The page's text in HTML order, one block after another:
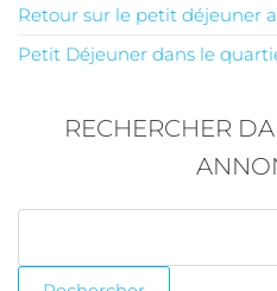
Retour sur le petit déjeuner
Petit Déjeuner dans le
RECHERCHER